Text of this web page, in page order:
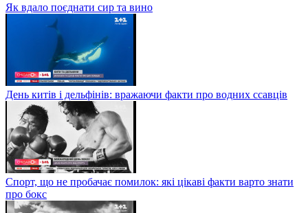
Як вдало поєднати сир та вино
День китів і дельфінів: вражаючи факти про водних ссавців
Спорт, що не пробачає помилок: які цікаві факти варто знати
про бокс